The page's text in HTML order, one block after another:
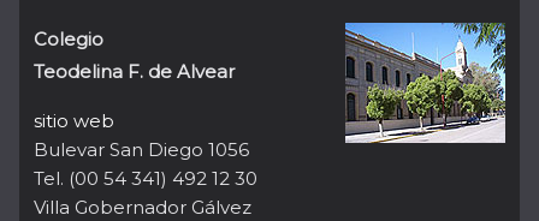
Colegio
Teodelina F. de Alvear
sitio web
Bulevar San Diego 1056
Tel. (00 54 341) 492 12 30
Villa Gobernador Gálvez